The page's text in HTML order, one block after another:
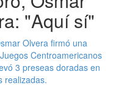
"Aquí sí"